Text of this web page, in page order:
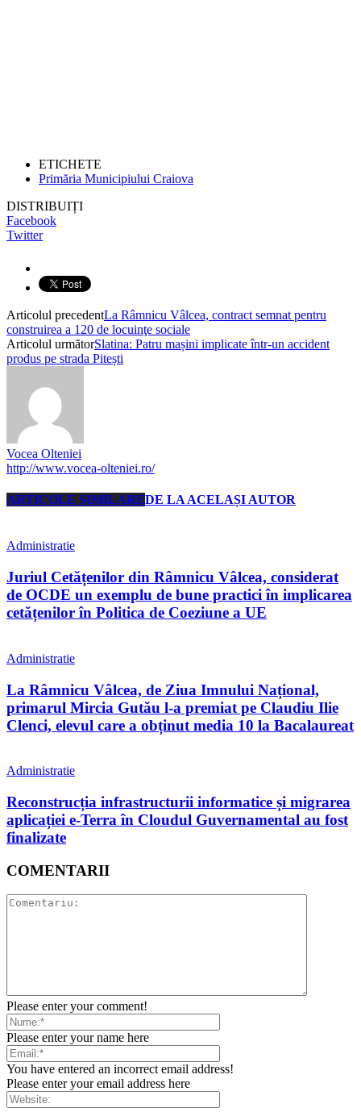
ETICHETE
Primăria Municipiului Craiova
DISTRIBUIȚI
Facebook
Twitter
Articolul precedentLa Râmnicu Vâlcea, contract semnat pentru
construirea a 120 de locuinţe sociale
Articolul următorSlatina: Patru mașini implicate într-un accident
produs pe strada Pitești
Vocea Olteniei
http://www.vocea-olteniei.ro/
ARTICOLE SIMILAREDE LA ACELAȘI AUTOR
Administratie
Juriul Cetățenilor din Râmnicu Vâlcea, considerat
de OCDE un exemplu de bune practici în implicarea
cetățenilor în Politica de Coeziune a UE
Administratie
La Râmnicu Vâlcea, de Ziua Imnului Național,
primarul Mircia Gutău l-a premiat pe Claudiu Ilie
Clenci, elevul care a obținut media 10 la Bacalaureat
Administratie
Reconstrucția infrastructurii informatice și migrarea
aplicației e-Terra în Cloudul Guvernamental au fost
finalizate
COMENTARII
Please enter your comment!
Please enter your name here
You have entered an incorrect email address!
Please enter your email address here